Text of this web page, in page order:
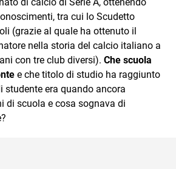
tra cui lo Scudetto
(grazie al quale ha ottenuto il
nella storia del calcio italiano a
con tre club diversi). Che scuola
e che titolo di studio ha raggiunto
studente era quando ancora
di scuola e cosa sognava di